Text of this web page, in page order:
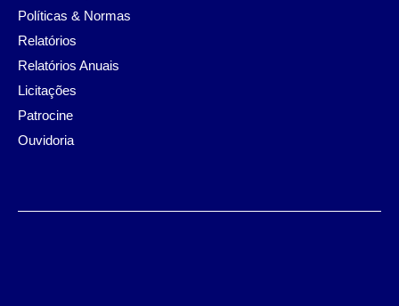
Políticas & Normas
Relatórios
Relatórios Anuais
Licitações
Patrocine
Ouvidoria